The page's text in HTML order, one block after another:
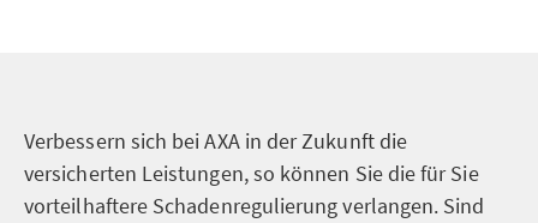
Verbessern sich bei AXA in der Zukunft die
versicherten Leistungen, so können Sie die für Sie
vorteilhaftere Schadenregulierung verlangen. Sind